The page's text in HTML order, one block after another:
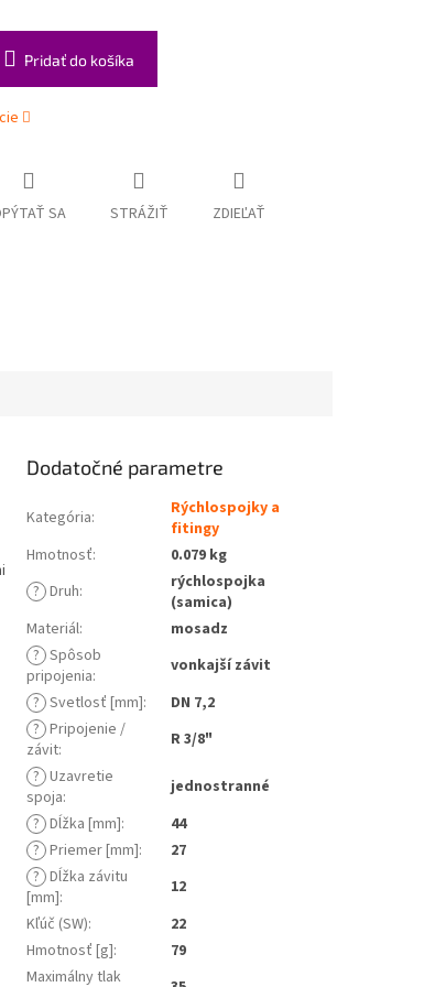
Pridať do košíka
SA STRÁŽIŤ ZDIEĽAŤ
Dodatočné parametre
Kategória:
Rýchlospojky a
fitingy
Hmotnosť:
0.079 kg
? Druh:
rýchlospojka
(samica)
Materiál:
mosadz
? Spôsob
pripojenia:
vonkajší závit
? Svetlosť [mm]:
DN 7,2
? Pripojenie /
závit:
R 3/8"
? Uzavretie
spoja:
jednostranné
? Dĺžka [mm]:
44
? Priemer [mm]:
27
? Dĺžka závitu
[mm]:
12
Kľúč (SW):
22
Hmotnosť [g]:
79
Maximálny tlak